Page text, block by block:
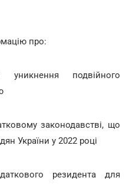
про:
подвійного
законодавстві, що
України у 2022 році
резидента для